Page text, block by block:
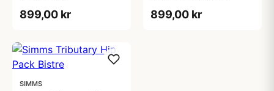
899,00 kr 899,00 kr
SIMMS